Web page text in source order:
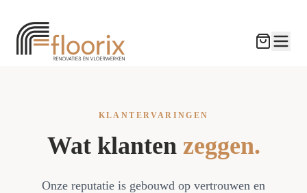
KLANTERVARINGEN
Wat klanten zeggen.
Onze reputatie is gebouwd op vertrouwen en